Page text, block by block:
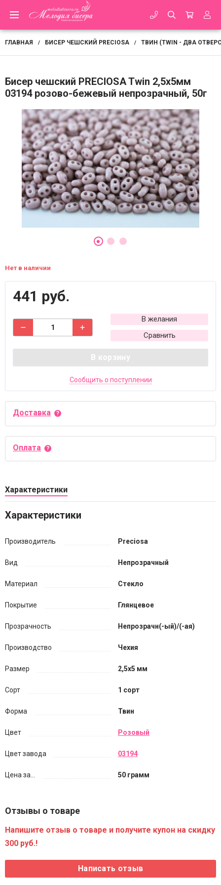
ГЛАВНАЯ / БИСЕР ЧЕШСКИЙ PRECIOSA / ТВИН (TWIN - ДВА
Бисер чешский PRECIOSA Twin 2,5х5мм
03194 розово-бежевый непрозрачный, 50г
Нет в наличии
441 руб.
В желания
Сравнить
В корзину
Сообщить о поступлении
Доставка
Оплата
Характеристики
Характеристики
Производитель Preciosa
Вид Непрозрачный
Материал Стекло
Покрытие Глянцевое
Прозрачность Непрозрачн(-ый)/(-ая)
Производство Чехия
Размер 2,5х5 мм
Сорт 1 сорт
Форма Твин
Цвет Розовый
Цвет завода 03194
Цена за... 50 грамм
Отзывы о товаре
Напишите отзыв о товаре и получите купон на скидку
300 руб.!